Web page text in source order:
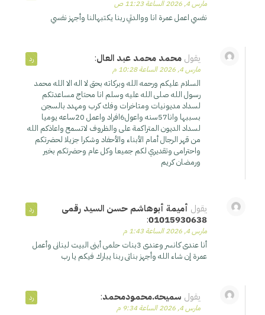
مارس 4, 2026 الساعة 11:23 ص
نفسي اعمل عمرة انا ووالدتي ربنا يكتبهالنا وأجهز نفسي
يقول محمد محمد عبد العال:
مارس 4, 2026 الساعة 10:28 م
السلام عليكم ورحمه الله وبركاته بحق لا اله الا الله محمد
رسول الله صلى الله عليه وسلم انا محتاج مساعدتكم
لسداد مديونيات ومتاخرات وفك كرب ومهدد بالسجن
بسببها وانا57سنه واعول6افراد واعمل 20ساعه يوميا
لسداد الديون المتراكمة على والظروف لاتسمح واعاذكم الله
من قهر الرجال أمام الأبناء والأحفاد وشكرا جزيلا لحضرتكم
واحترامى وتقديري لكم جميعا وكل عام وحضرتكم بخير
ورمضان كريم
رد
يقول أميمة أبوهاشم حسن السيد رقمى
01015930638
:
مارس 4, 2026 الساعة 1:43 م
أنا عندى كانسر وعندى 3بنات حلمى أبنى البيت لبنانى وأعمل
عمرة إن شاء الله وأجهز بناتى ربنا يبارك فيكم يا رب
رد
يقول سميحه.محمودمحمد:
مارس 4, 2026 الساعة 9:34 م
رد